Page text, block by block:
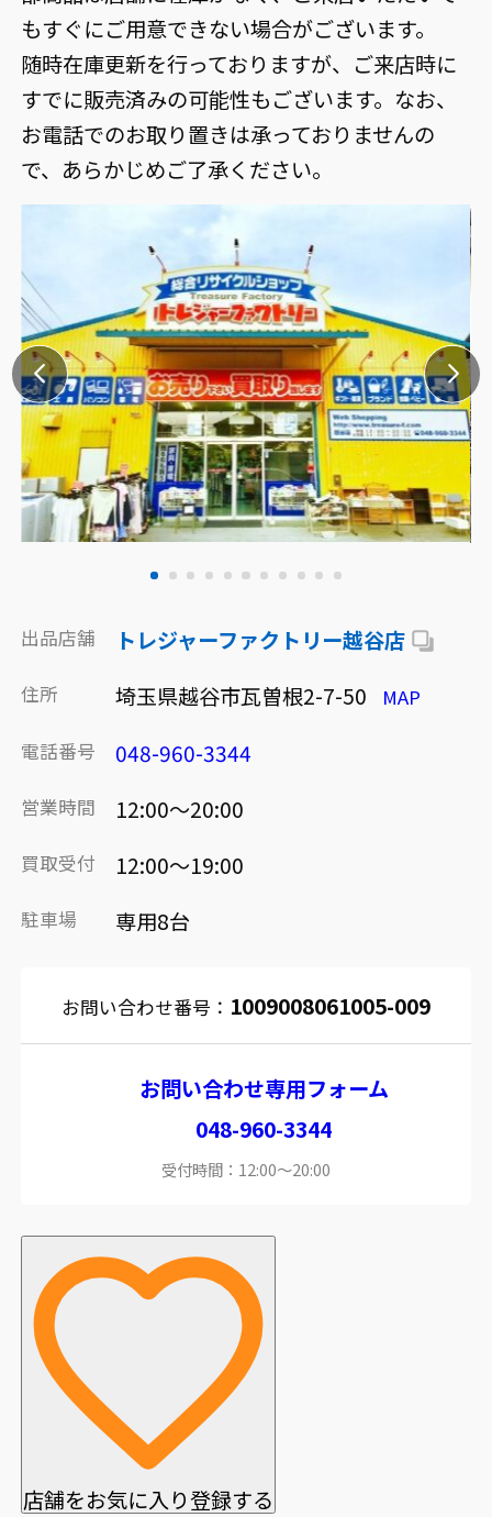
もすぐにご用意できない場合がございます。
随時在庫更新を行っておりますが、ご来店時に
すでに販売済みの可能性もございます。なお、
お電話でのお取り置きは承っておりませんの
で、あらかじめご了承ください。
出品店舗 トレジャーファクトリー越谷店
住所 埼玉県越谷市瓦曽根2-7-50 MAP
電話番号 048-960-3344
営業時間 12:00～20:00
買取受付 12:00～19:00
駐車場 専用8台
お問い合わせ番号： 1009008061005-009
お問い合わせ専用フォーム
048-960-3344
受付時間：12:00～20:00
店舗をお気に入り登録する